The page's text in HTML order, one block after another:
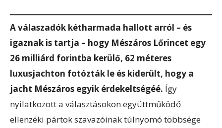
A válaszadók kétharmada hallott arról – és
igaznak is tartja – hogy Mészáros Lőrincet egy
26 milliárd forintba kerülő, 62 méteres
luxusjachton fotózták le és kiderült, hogy a
jacht Mészáros egyik érdekeltségéé. Így
nyilatkozott a választásokon együttműködő
ellenzéki pártok szavazóinak túlnyomó többsége